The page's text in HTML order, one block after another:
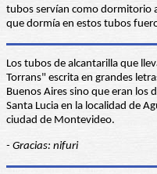
tubos servían como dormitorio
que dormía en estos tubos
Los tubos de alcantarilla que
Torrans" escrita en grandes
Buenos Aires sino que eran los
Santa Lucia en la localidad de
ciudad de Montevideo.
- Gracias: nifuri